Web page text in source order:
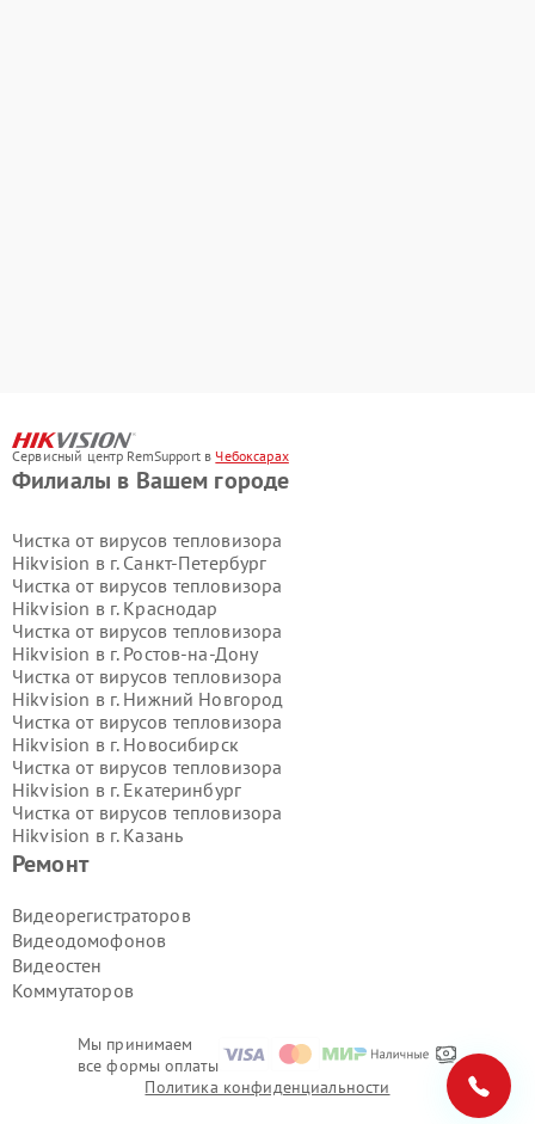
Сервисный центр RemSupport в Чебоксарах
Мы принимаем
все формы оплаты
Ремонт
Видеорегистраторов
Видеодомофонов
Видеостен
Коммутаторов
Филиалы в Вашем городе
Чистка от вирусов тепловизора
Hikvision в г. Санкт-Петербург
Чистка от вирусов тепловизора
Hikvision в г. Краснодар
Чистка от вирусов тепловизора
Hikvision в г. Ростов-на-Дону
Чистка от вирусов тепловизора
Hikvision в г. Нижний Новгород
Чистка от вирусов тепловизора
Hikvision в г. Новосибирск
Чистка от вирусов тепловизора
Hikvision в г. Екатеринбург
Чистка от вирусов тепловизора
Hikvision в г. Казань
Чистка от вирусов тепловизора
Чистка от вирусов тепловизора
Hikvision в г.Волгоград
Чистка от вирусов тепловизора
Hikvision в г.
Чистка от вирусов тепловизора
Чистка от вирусов тепловизора
Hikvision в г.Красноярск
Чистка от вирусов тепловизора
Политика конфиденциальности